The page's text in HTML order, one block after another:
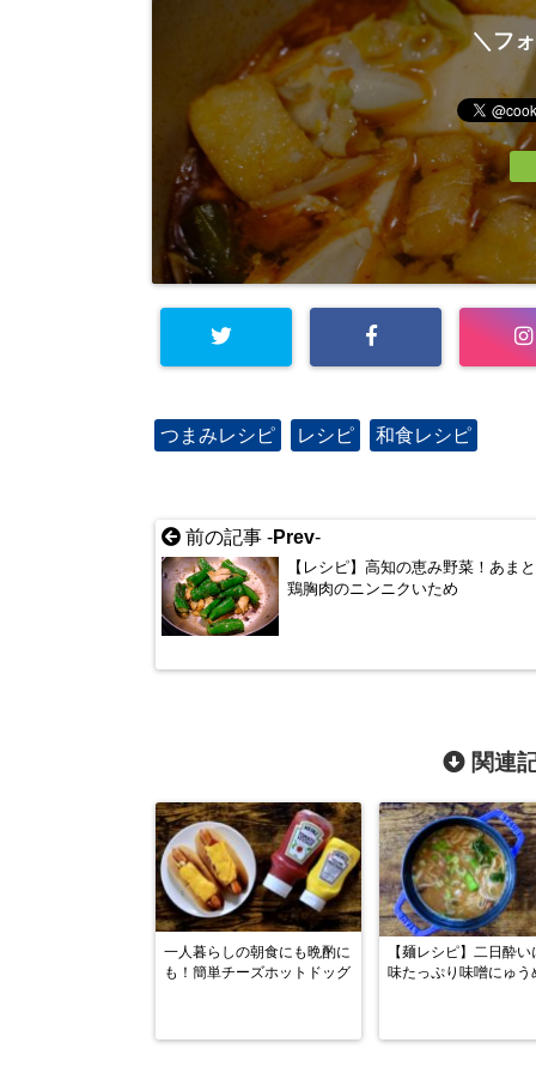
＼フ
つまみレシピ レシピ 和食レシピ
前の記事 -Prev-
【レシピ】高知の恵み野菜！あま
鶏胸肉のニンニクいため
関連
一人暮らしの朝食にも晩酌に
も！簡単チーズホットドッグ
【麺レシピ】二日酔
味たっぷり味噌にゅう